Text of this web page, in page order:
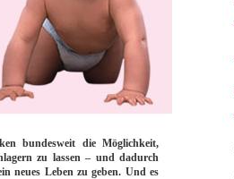
bundesweit die Möglichkeit,
zu lassen – und dadurch
neues Leben zu geben. Und es